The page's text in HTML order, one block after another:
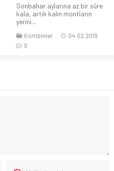
Sonbahar aylarına az bir süre
kala, artık kalın montların
yerini...
Kombinler
04.02.2019
0